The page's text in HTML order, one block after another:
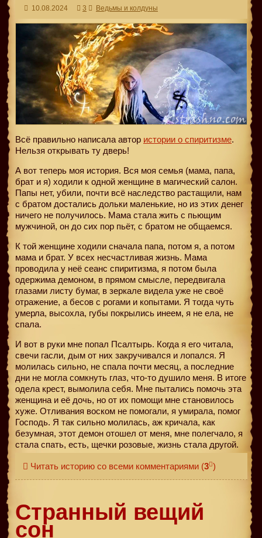
10.08.2024 3 Ведьмы и колдуны
Всё правильно написала автор истории о спиритизме.
Нельзя открывать ту дверь!
А вот теперь моя история. Вся моя семья (мама, папа,
брат и я) ходили к одной женщине в магический салон.
Папы нет, убили, почти всё наследство растащили, нам
с братом достались дольки маленькие, но из этих денег
ничего не получилось. Мама стала жить с пьющим
мужчиной, он до сих пор пьёт, с братом не общаемся.
К той женщине ходили сначала папа, потом я, а потом
мама и брат. У всех несчастливая жизнь. Мама
проводила у неё сеанс спиритизма, я потом была
одержима демоном, в прямом смысле, передвигала
глазами листу бумаг, в зеркале видела уже не своё
отражение, а бесов с рогами и копытами. Я тогда чуть
умерла, высохла, губы покрылись инеем, я не ела, не
спала.
И вот в руки мне попал Псалтырь. Когда я его читала,
свечи гасли, дым от них закручивался и лопался. Я
молилась сильно, не спала почти месяц, а последние
дни не могла сомкнуть глаз, что-то душило меня. В итоге
одела крест, вымолила себя. Мне пытались помочь эта
женщина и её дочь, но от их помощи мне становилось
хуже. Отливания воском не помогали, я умирала, помог
Господь. Я так сильно молилась, аж кричала, как
безумная, этот демон отошел от меня, мне полегчало, я
стала спать, есть, щечки розовые, жизнь стала другой.
Читать историю со всеми комментариями (3 )
Странный вещий
сон